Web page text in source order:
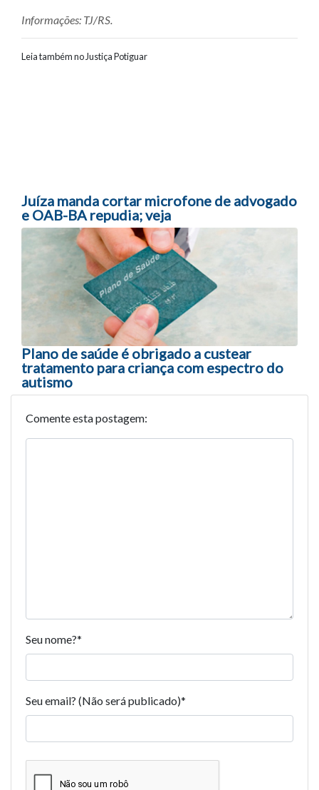
Informações: TJ/RS.
Leia também no Justiça Potiguar
Juíza manda cortar microfone de advogado
e OAB-BA repudia; veja
Plano de saúde é obrigado a custear
tratamento para criança com espectro do
autismo
Comente esta postagem:
Seu nome?*
Seu email? (Não será publicado)*